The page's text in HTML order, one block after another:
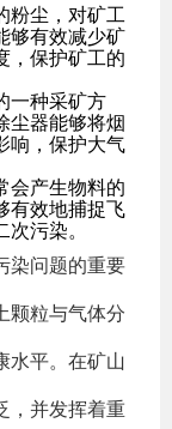
粉尘，对矿工
够有效减少矿
，保护矿工的
一种采矿方
尘器能够将烟
响，保护大气
会产生物料的
有效地捕捉飞
污染。
染问题的重要
颗粒与气体分
水平。在矿山
，并发挥着重